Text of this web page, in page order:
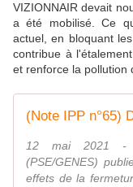
VIZIONNAIR devait
a été mobilisé. Ce
actuel, en bloquant
contribue à
et renforce la pollution
12 mai 2021 -
(PSE/GENES)
effets de la